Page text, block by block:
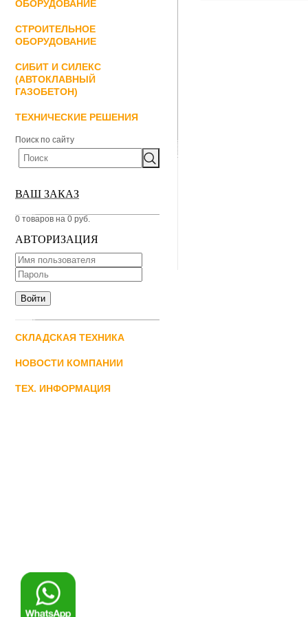
ОБОРУДОВАНИЕ
СТРОИТЕЛЬНОЕ
ОБОРУДОВАНИЕ
СИБИТ И СИЛЕКС
(АВТОКЛАВНЫЙ
ГАЗОБЕТОН)
ТЕХНИЧЕСКИЕ РЕШЕНИЯ
Поиск по сайту
ВАШ ЗАКАЗ
0 товаров на 0 руб.
АВТОРИЗАЦИЯ
СКЛАДСКАЯ ТЕХНИКА
НОВОСТИ КОМПАНИИ
ТЕХ. ИНФОРМАЦИЯ